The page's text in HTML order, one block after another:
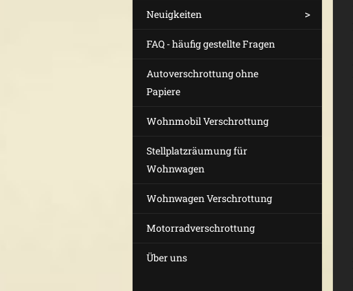
Neuigkeiten
FAQ - häufig gestellte Fragen
Autoverschrottung ohne
Papiere
Wohnmobil Verschrottung
Stellplatzräumung für
Wohnwagen
Wohnwagen Verschrottung
Motorradverschrottung
Über uns